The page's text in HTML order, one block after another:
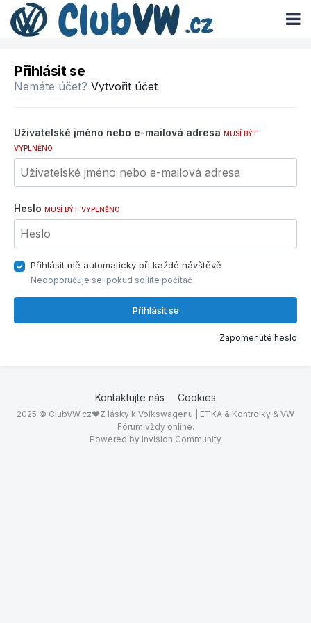
Přihlásit se
Nemáte účet? Vytvořit účet
Uživatelské jméno nebo e-mailová adresa MUSÍ BÝT
VYPLNĚNO
Heslo MUSÍ BÝT VYPLNĚNO
Přihlásit mě automaticky při každé návštěvě
Nedoporučuje se, pokud sdílíte počítač
Přihlásit se
Zapomenuté heslo
Kontaktujte nás Cookies
2025 © ClubVW.cz❤Z lásky k Volkswagenu | ETKA & Kontrolky & VW
Fórum vždy online.
Powered by Invision Community